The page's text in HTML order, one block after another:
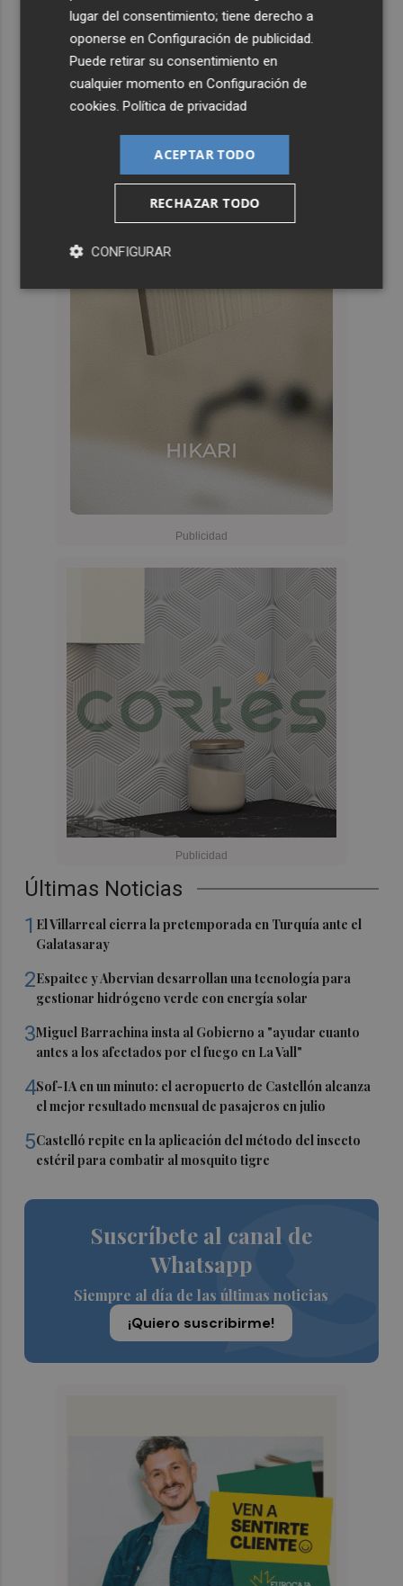
Últimas Noticias
1 El Villarreal cierra la pretemporada en Turquía ante el
Galatasaray
2Espaitec y Abervian desarrollan una tecnología para
gestionar hidrógeno verde con energía solar
3Miguel Barrachina insta al Gobierno a "ayudar cuanto
antes a los afectados por el fuego en La Vall"
4Sof-IA en un minuto: el aeropuerto de Castellón alcanza
el mejor resultado mensual de pasajeros en julio
5Castelló repite en la aplicación del método del insecto
estéril para combatir al mosquito tigre
Suscríbete al canal de
Whatsapp
Siempre al día de las últimas noticias
¡Quiero suscribirme!
lugar del consentimiento; tiene derecho a
oponerse enConfiguración de publicidad.
Puede retirar su consentimiento en
cualquier momento enConfiguración de
cookies.Política de privacidad
ACEPTAR TODO
RECHAZAR TODO
CONFIGURAR